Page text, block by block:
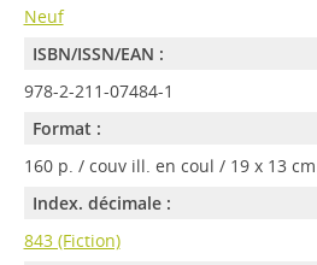
Neuf
ISBN/ISSN/EAN :
978-2-211-07484-1
Format :
160 p. / couv ill. en coul / 19 x 13 cm
Index. décimale :
843 (Fiction)